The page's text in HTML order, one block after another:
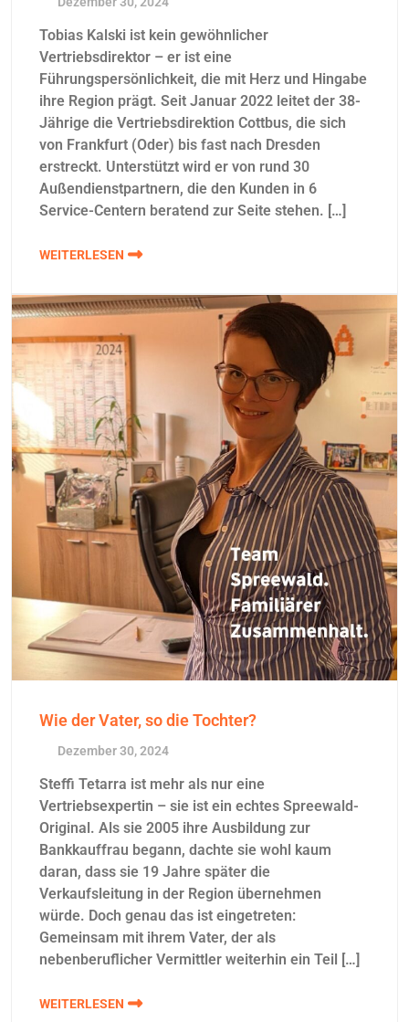
Tobias Kalski ist kein gewöhnlicher
Vertriebsdirektor – er ist eine
Führungspersönlichkeit, die mit Herz und Hingabe
ihre Region prägt. Seit Januar 2022 leitet der 38-
Jährige die Vertriebsdirektion Cottbus, die sich
von Frankfurt (Oder) bis fast nach Dresden
erstreckt. Unterstützt wird er von rund 30
Außendienstpartnern, die den Kunden in 6
Service-Centern beratend zur Seite stehen. […]
WEITERLESEN
Wie der Vater, so die Tochter?
Dezember 30, 2024
Steffi Tetarra ist mehr als nur eine
Vertriebsexpertin – sie ist ein echtes Spreewald-
Original. Als sie 2005 ihre Ausbildung zur
Bankkauffrau begann, dachte sie wohl kaum
daran, dass sie 19 Jahre später die
Verkaufsleitung in der Region übernehmen
würde. Doch genau das ist eingetreten:
Gemeinsam mit ihrem Vater, der als
nebenberuflicher Vermittler weiterhin ein Teil […]
WEITERLESEN